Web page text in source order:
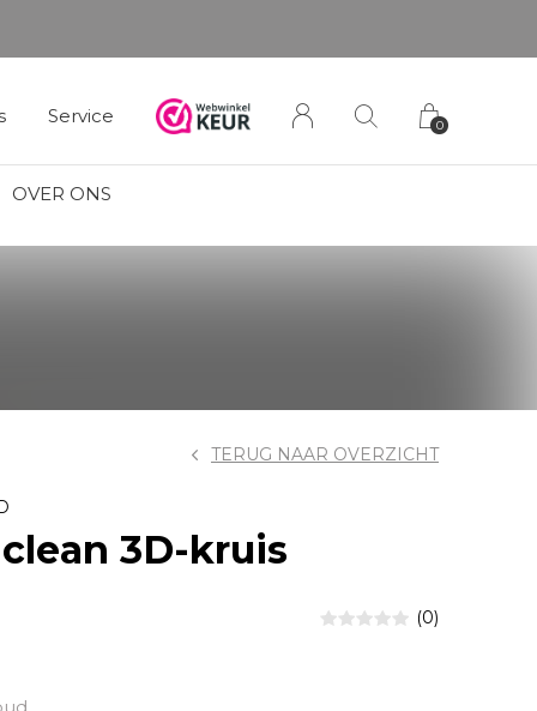
OVER ONS
Service 0
3D-kruis
TERUG NAAR OVERZICHT
(0)